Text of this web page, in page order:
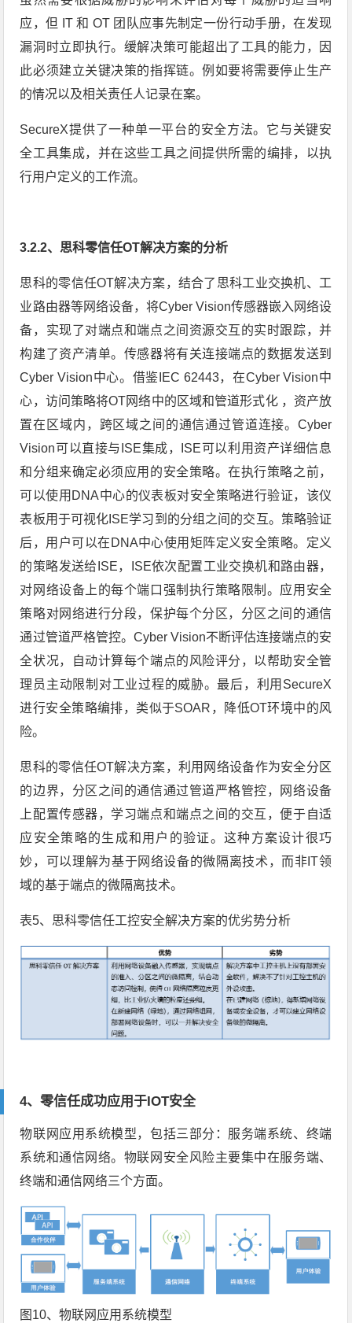
应，但 IT 和 OT 团队应事先制定一份行动手册，在发现
漏洞时立即执行。缓解决策可能超出了工具的能力，因
此必须建立关键决策的指挥链。例如要将需要停止生产
的情况以及相关责任人记录在案。
SecureX提供了一种单一平台的安全方法。它与关键安
全工具集成，并在这些工具之间提供所需的编排，以执
行用户定义的工作流。
3.2.2、思科零信任OT解决方案的分析
思科的零信任OT解决方案，结合了思科工业交换机、工
业路由器等网络设备，将Cyber Vision传感器嵌入网络设
备，实现了对端点和端点之间资源交互的实时跟踪，并
构建了资产清单。传感器将有关连接端点的数据发送到
Cyber Vision中心。借鉴IEC 62443，在Cyber Vision中
心，访问策略将OT网络中的区域和管道形式化 ，资产放
置在区域内，跨区域之间的通信通过管道连接。Cyber
Vision可以直接与ISE集成，ISE可以利用资产详细信息
和分组来确定必须应用的安全策略。在执行策略之前，
可以使用DNA中心的仪表板对安全策略进行验证，该仪
表板用于可视化ISE学习到的分组之间的交互。策略验证
后，用户可以在DNA中心使用矩阵定义安全策略。定义
的策略发送给ISE，ISE依次配置工业交换机和路由器，
对网络设备上的每个端口强制执行策略限制。应用安全
策略对网络进行分段，保护每个分区，分区之间的通信
通过管道严格管控。Cyber Vision不断评估连接端点的安
全状况，自动计算每个端点的风险评分，以帮助安全管
理员主动限制对工业过程的威胁。最后，利用SecureX
进行安全策略编排，类似于SOAR，降低OT环境中的风
险。
思科的零信任OT解决方案，利用网络设备作为安全分区
的边界，分区之间的通信通过管道严格管控，网络设备
上配置传感器，学习端点和端点之间的交互，便于自适
应安全策略的生成和用户的验证。这种方案设计很巧
妙，可以理解为基于网络设备的微隔离技术，而非IT领
域的基于端点的微隔离技术。
表5、思科零信任工控安全解决方案的优劣势分析
4、零信任成功应用于IOT安全
物联网应用系统模型，包括三部分：服务端系统、终端
系统和通信网络。物联网安全风险主要集中在服务端、
终端和通信网络三个方面。
图10、物联网应用系统模型